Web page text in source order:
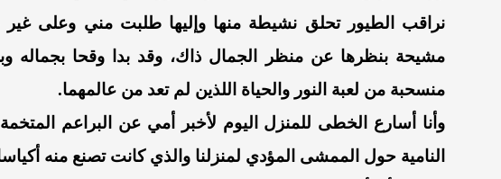
نراقب الطيور تحلق نشيطة منها وإليها طلبت مني وعلى غير
مشيحة بنظرها عن منظر الجمال ذاك، وقد بدا وقحا بجماله
منسحبة من لعبة النور والحياة اللذين لم تعد من عالمهما.
وأنا أسارع الخطى للمنزل اليوم لأخبر أمي عن البراعم
النامية حول الممشى المؤدي لمنزلنا والذي كانت تصنع منه